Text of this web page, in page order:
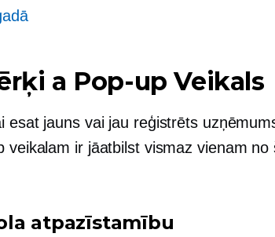
a Pop-up Veikals
esat jauns vai jau reģistrēts
veikalam ir jāatbilst vismaz vienam no
atpazīstamību